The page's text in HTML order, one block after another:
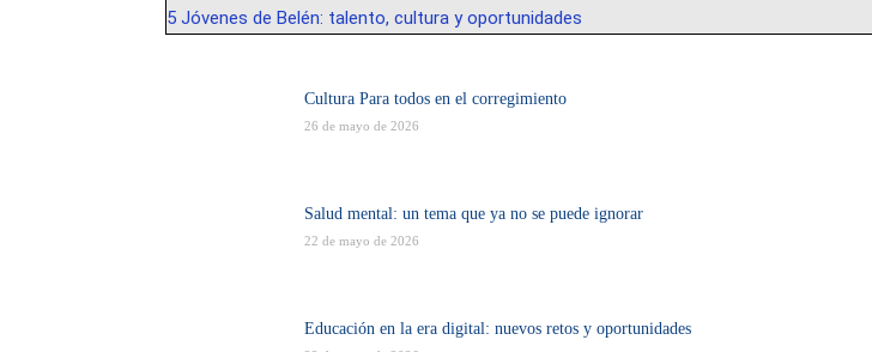
5 Jóvenes de Belén: talento, cultura y oportunidades
Cultura Para todos en el corregimiento
26 de mayo de 2026
Salud mental: un tema que ya no se puede ignorar
22 de mayo de 2026
Educación en la era digital: nuevos retos y oportunidades